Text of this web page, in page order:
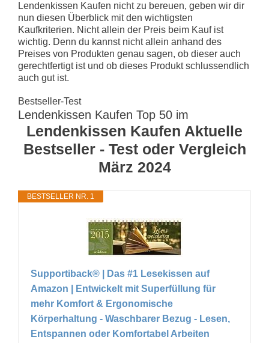
Lendenkissen Kaufen nicht zu bereuen, geben wir dir
nun diesen Überblick mit den wichtigsten
Kaufkriterien. Nicht allein der Preis beim Kauf ist
wichtig. Denn du kannst nicht allein anhand des
Preises von Produkten genau sagen, ob dieser auch
gerechtfertigt ist und ob dieses Produkt schlussendlich
auch gut ist.
Bestseller-Test
Lendenkissen Kaufen Top 50 im
Lendenkissen Kaufen Aktuelle
Bestseller - Test oder Vergleich
März 2024
BESTSELLER NR. 1
Supportiback® | Das #1 Lesekissen auf
Amazon | Entwickelt mit Superfüllung für
mehr Komfort & Ergonomische
Körperhaltung - Waschbarer Bezug - Lesen,
Entspannen oder Komfortabel Arbeiten